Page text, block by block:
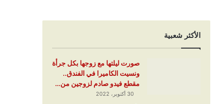
الأكثر شعبية
صورت ليلتها مع زوجها بكل جرأة
ونسيت الكاميرا في الفندق..
مقطع فيدو صادم لزوجين من…
30 أكتوبر، 2022